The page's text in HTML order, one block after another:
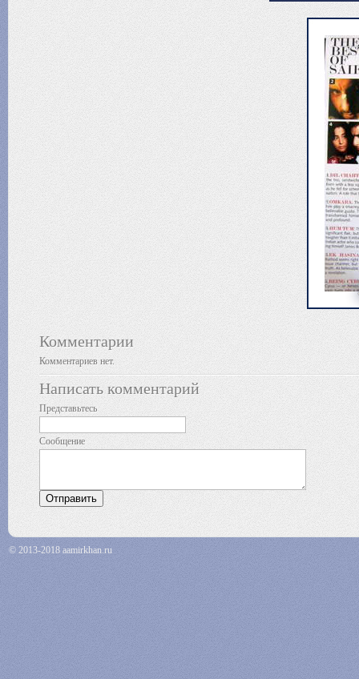
Комментарии
Комментариев нет.
Написать комментарий
Представьтесь
Сообщение
© 2013-2018 aamirkhan.ru